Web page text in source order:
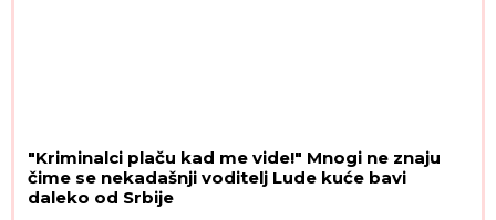
"Kriminalci plaču kad me vide!" Mnogi ne znaju
čime se nekadašnji voditelj Lude kuće bavi
daleko od Srbije